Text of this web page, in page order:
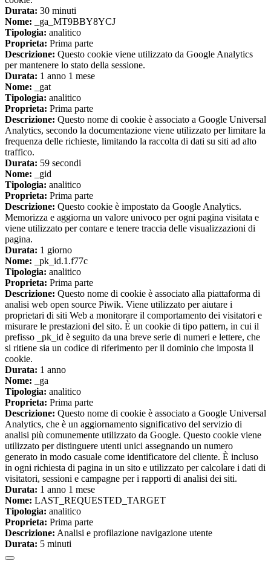
Durata: 30 minuti
Nome: _ga_MT9BBY8YCJ
Tipologia: analitico
Proprieta: Prima parte
Descrizione: Questo cookie viene utilizzato da Google Analytics
per mantenere lo stato della sessione.
Durata: 1 anno 1 mese
Nome: _gat
Tipologia: analitico
Proprieta: Prima parte
Descrizione: Questo nome di cookie è associato a Google Universal
Analytics, secondo la documentazione viene utilizzato per limitare la
frequenza delle richieste, limitando la raccolta di dati su siti ad alto
traffico.
Durata: 59 secondi
Nome: _gid
Tipologia: analitico
Proprieta: Prima parte
Descrizione: Questo cookie è impostato da Google Analytics.
Memorizza e aggiorna un valore univoco per ogni pagina visitata e
viene utilizzato per contare e tenere traccia delle visualizzazioni di
pagina.
Durata: 1 giorno
Nome: _pk_id.1.f77c
Tipologia: analitico
Proprieta: Prima parte
Descrizione: Questo nome di cookie è associato alla piattaforma di
analisi web open source Piwik. Viene utilizzato per aiutare i
proprietari di siti Web a monitorare il comportamento dei visitatori e
misurare le prestazioni del sito. È un cookie di tipo pattern, in cui il
prefisso _pk_id è seguito da una breve serie di numeri e lettere, che
si ritiene sia un codice di riferimento per il dominio che imposta il
cookie.
Durata: 1 anno
Nome: _ga
Tipologia: analitico
Proprieta: Prima parte
Descrizione: Questo nome di cookie è associato a Google Universal
Analytics, che è un aggiornamento significativo del servizio di
analisi più comunemente utilizzato da Google. Questo cookie viene
utilizzato per distinguere utenti unici assegnando un numero
generato in modo casuale come identificatore del cliente. È incluso
in ogni richiesta di pagina in un sito e utilizzato per calcolare i dati di
visitatori, sessioni e campagne per i rapporti di analisi dei siti.
Durata: 1 anno 1 mese
Nome: LAST_REQUESTED_TARGET
Tipologia: analitico
Proprieta: Prima parte
Descrizione: Analisi e profilazione navigazione utente
Durata: 5 minuti